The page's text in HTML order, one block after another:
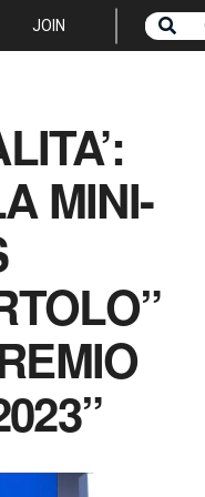
JOIN
MINI-